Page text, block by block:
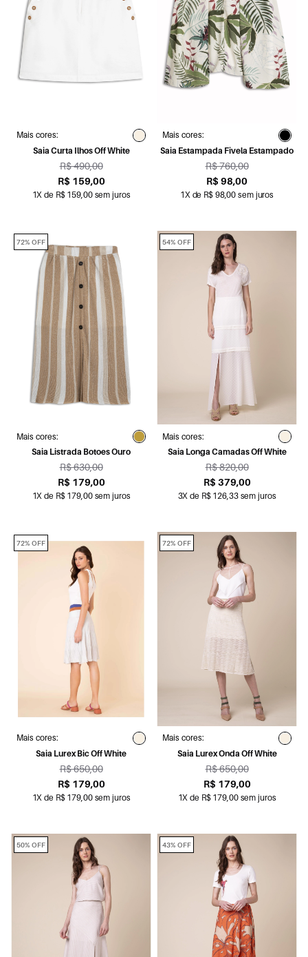
Mais cores:
Saia Curta Ilhos Off White
R$ 490,00
R$ 159,00
1X de R$ 159,00 sem juros
Mais cores:
Saia Estampada Fivela Estampado
R$ 760,00
R$ 98,00
1X de R$ 98,00 sem juros
Mais cores:
Saia Listrada Botoes Ouro
R$ 630,00
R$ 179,00
1X de R$ 179,00 sem juros
72% OFF
Mais cores:
Saia Longa Camadas Off White
R$ 820,00
R$ 379,00
3X de R$ 126,33 sem juros
54% OFF
Mais cores:
Saia Lurex Bic Off White
R$ 650,00
R$ 179,00
1X de R$ 179,00 sem juros
72% OFF
Mais cores:
Saia Lurex Onda Off White
R$ 650,00
R$ 179,00
1X de R$ 179,00 sem juros
72% OFF
50% OFF 43% OFF